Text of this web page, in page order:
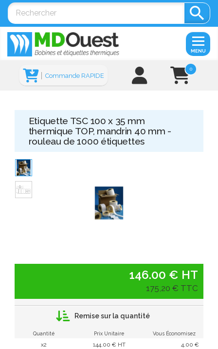

0
Commande RAPIDE
MENU
Etiquette TSC 100 x 35 mm
thermique TOP, mandrin 40 mm -
rouleau de 1000 étiquettes
146.00 € HT
175,20 € TTC
Remise sur la quantité
Quantité Prix Unitaire Vous Économisez
x2 144,00 € HT
4,00 €